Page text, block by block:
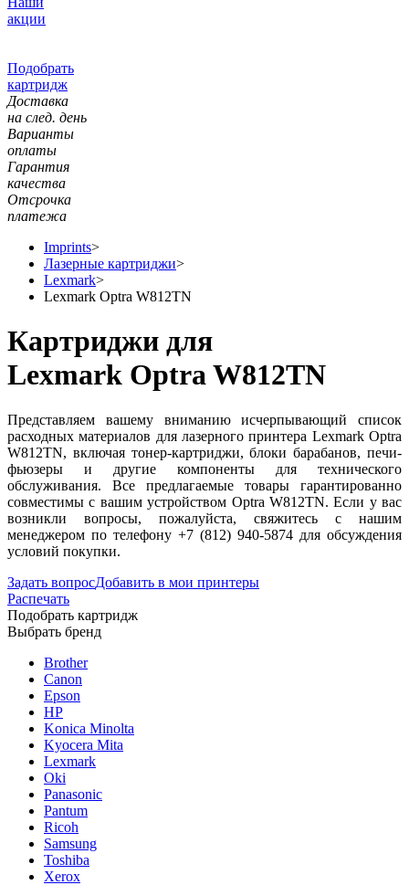
акции
Подобрать
картридж
Доставка
на след. день
Варианты
оплаты
Гарантия
качества
Отсрочка
платежа
Imprints>
Лазерные картриджи>
Lexmark>
Lexmark Optra W812TN
Картриджи для
Lexmark Optra W812TN
Представляем вашему вниманию исчерпывающий список
расходных материалов для лазерного принтера Lexmark Optra
W812TN, включая тонер-картриджи, блоки барабанов, печи-
фьюзеры и другие компоненты для технического
обслуживания. Все предлагаемые товары гарантированно
совместимы с вашим устройством Optra W812TN. Если у вас
возникли вопросы, пожалуйста, свяжитесь с нашим
менеджером по телефону +7 (812) 940-5874 для обсуждения
условий покупки.
Задать вопросДобавить в мои принтеры
Распечать
Подобрать картридж
Выбрать бренд
Brother
Canon
Epson
HP
Konica Minolta
Kyocera Mita
Lexmark
Oki
Panasonic
Pantum
Ricoh
Samsung
Toshiba
Xerox